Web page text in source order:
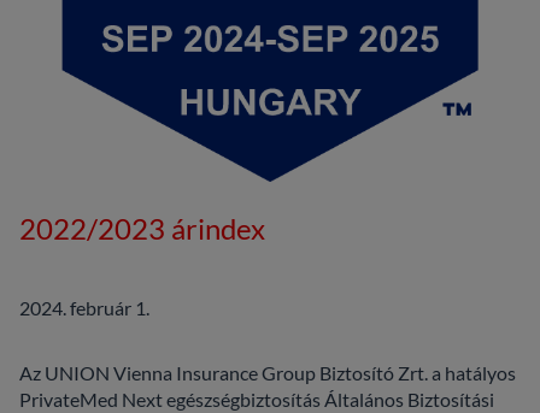
2022/2023 árindex
2024. február 1.
Az UNION Vienna Insurance Group Biztosító Zrt. a hatályos
PrivateMed Next egészségbiztosítás Általános Biztosítási